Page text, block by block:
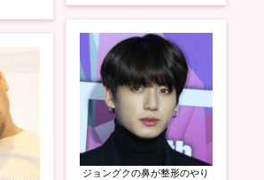
ジョングクの鼻が整形のやり